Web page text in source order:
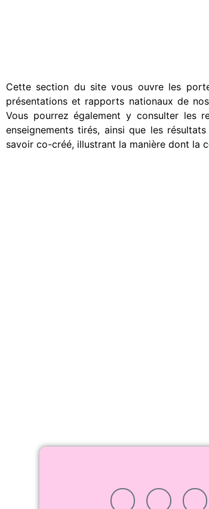
Cette section du site vous ouvre les
présentations et rapports nationaux de
Vous pourrez également y consulter les
enseignements tirés, ainsi que les
savoir co-créé, illustrant la manière dont la